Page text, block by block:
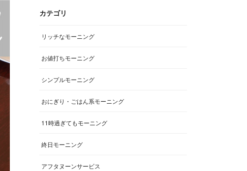
カテゴリ
リッチなモーニング
お値打ちモーニング
シンプルモーニング
おにぎり・ごはん系モーニング
11時過ぎてもモーニング
終日モーニング
アフタヌーンサービス